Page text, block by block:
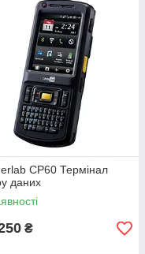
CP60 Термінал
даних
₴